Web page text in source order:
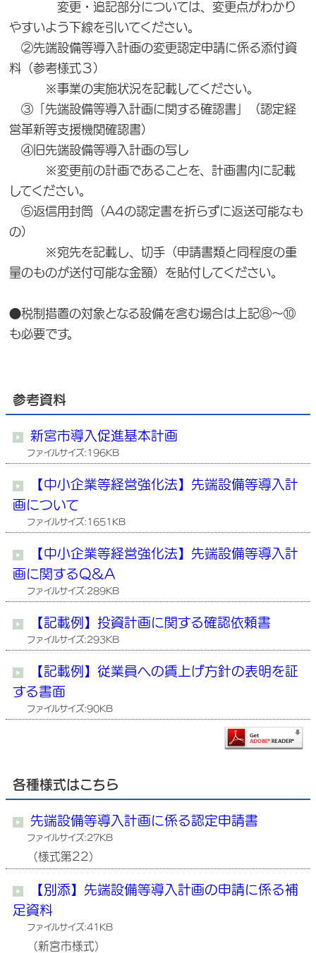
変更・追記部分については、変更点がわかり
やすいよう下線を引いてください。
②先端設備等導入計画の変更認定申請に係る添付資
料（参考様式３）
※事業の実施状況を記載してください。
③「先端設備等導入計画に関する確認書」（認定経
営革新等支援機関確認書）
④旧先端設備等導入計画の写し
※変更前の計画であることを、計画書内に記載
してください。
⑤返信用封筒（A4の認定書を折らずに返送可能なも
の）
※宛先を記載し、切手（申請書類と同程度の重
量のものが送付可能な金額）を貼付してください。
●税制措置の対象となる設備を含む場合は上記⑧～⑩
も必要です。
参考資料
新宮市導入促進基本計画
ファイルサイズ:196KB
【中小企業等経営強化法】先端設備等導入計
画について
ファイルサイズ:1651KB
【中小企業等経営強化法】先端設備等導入計
画に関するQ＆A
ファイルサイズ:289KB
【記載例】投資計画に関する確認依頼書
ファイルサイズ:293KB
【記載例】従業員への賃上げ方針の表明を証
する書面
ファイルサイズ:90KB
各種様式はこちら
先端設備等導入計画に係る認定申請書
ファイルサイズ:27KB
（様式第22）
【別添】先端設備等導入計画の申請に係る補
足資料
ファイルサイズ:41KB
（新宮市様式）